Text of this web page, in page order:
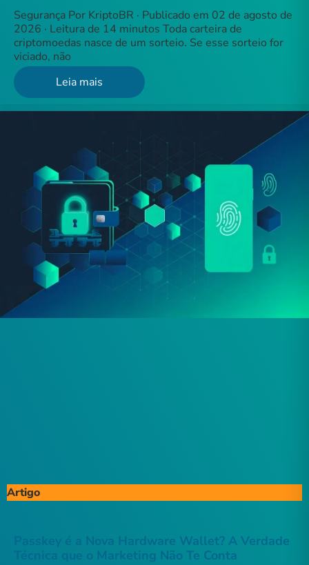
Segurança Por KriptoBR · Publicado em 02 de agosto de
2026 · Leitura de 14 minutos Toda carteira de
criptomoedas nasce de um sorteio. Se esse sorteio for
viciado, não
Leia mais
Artigo
Passkey é a Nova Hardware Wallet? A Verdade
Técnica que o Marketing Não Te Conta